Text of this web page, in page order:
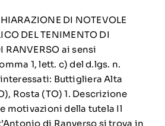
DI NOTEVOLE
DEL TENIMENTO DI
RANVERSO ai sensi
1, lett. c) del d.lgs. n.
Buttigliera Alta
Rosta (TO) 1. Descrizione
motivazioni della tutela Il
di Ranverso si trova in